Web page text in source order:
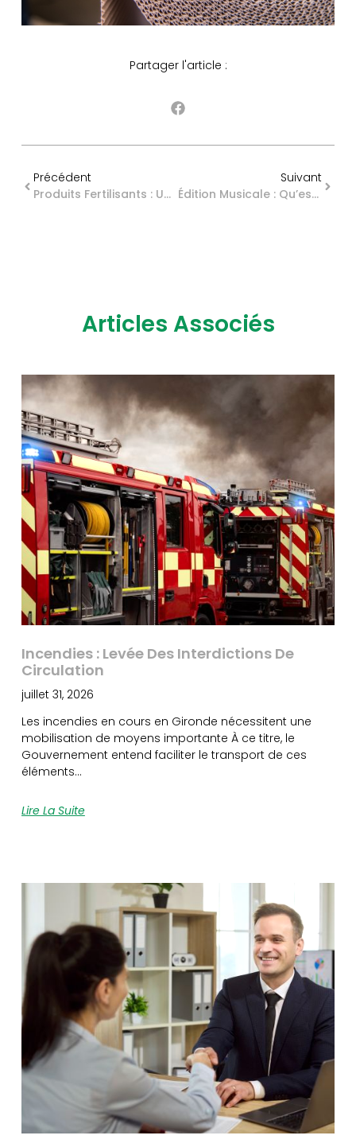
Partager l'article :
Précédent
Produits Fertilisants : Une Définition Commune Des Usages
Suivant
Édition Musicale : Qu’est-Ce Qu’un Ouvrage ?
Articles Associés
Incendies : Levée Des Interdictions De
Circulation
juillet 31, 2026
Les incendies en cours en Gironde nécessitent une
mobilisation de moyens importante À ce titre, le
Gouvernement entend faciliter le transport de ces
éléments…
Lire La Suite